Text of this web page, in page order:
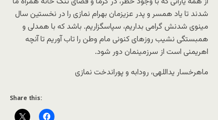
شدند تا یاد همسر و پدر عزیزمان بهرام نمازی را در نخستین سال
مینوی شدنش گرامی بداریم، سپاسگزاریم. باشد که با همدلی و
همبستگی نشیب روزهای کنونی مام وطن را تاب آوریم تا آنچه
اهریمنی است از سرزمینمان دور شود.
ماهرخسار یداللهی، رودابه و پوراندخت نمازی
Share this: